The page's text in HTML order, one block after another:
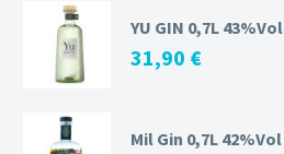
YU GIN 0,7L 43%Vol
31,90 €
Mil Gin 0,7L 42%Vol